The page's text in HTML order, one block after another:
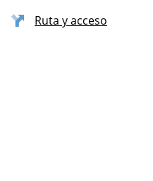
Ruta y acceso